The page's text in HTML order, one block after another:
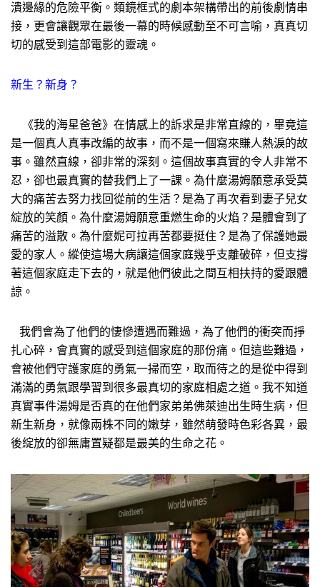
潰邊緣的危險平衡。類鏡框式的劇本架構帶出的前後劇情串
接，更會讓觀眾在最後一幕的時候感動至不可言喻，真真切
切的感受到這部電影的靈魂。
新生？新身？
《我的海星爸爸》在情感上的訴求是非常直線的，畢竟這
是一個真人真事改編的故事，而不是一個寫來賺人熱淚的故
事。雖然直線，卻非常的深刻。這個故事真實的令人非常不
忍，卻也最真實的替我們上了一課。為什麼湯姆願意承受莫
大的痛苦去努力找回從前的生活？是為了再次看到妻子兒女
綻放的笑顏。為什麼湯姆願意重燃生命的火焰？是體會到了
痛苦的溢散。為什麼妮可拉再苦都要挺住？是為了保護她最
愛的家人。縱使這場大病讓這個家庭幾乎支離破碎，但支撐
著這個家庭走下去的，就是他們彼此之間互相扶持的愛跟體
諒。
我們會為了他們的悽慘遭遇而難過，為了他們的衝突而掙
扎心碎，會真實的感受到這個家庭的那份痛。但這些難過，
會被他們守護家庭的勇氣一掃而空，取而待之的是從中得到
滿滿的勇氣跟學習到很多最真切的家庭相處之道。我不知道
真實事件湯姆是否真的在他們家弟弟佛萊迪出生時生病，但
新生新身，就像兩株不同的嫩芽，雖然萌發時色彩各異，最
後綻放的卻無庸置疑都是最美的生命之花。